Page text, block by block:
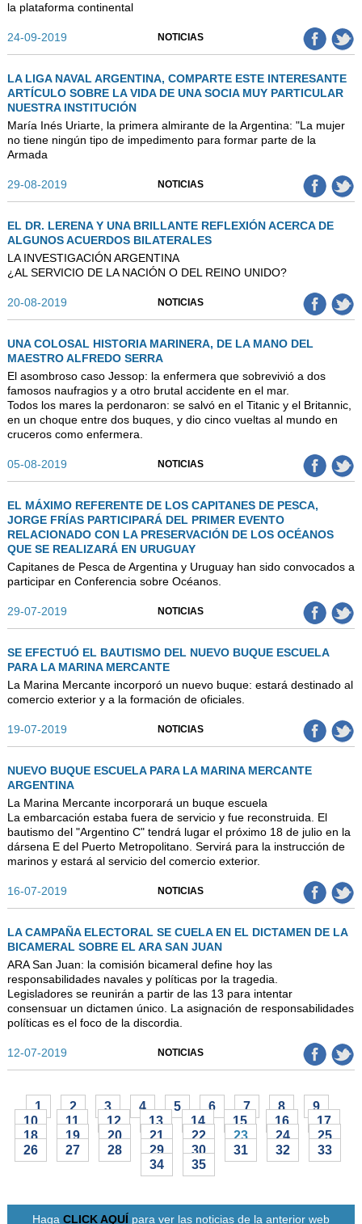
la plataforma continental
24-09-2019 NOTICIAS
LA LIGA NAVAL ARGENTINA, COMPARTE ESTE INTERESANTE
ARTÍCULO SOBRE LA VIDA DE UNA SOCIA MUY PARTICULAR
NUESTRA INSTITUCIÓN
María Inés Uriarte, la primera almirante de la Argentina: "La mujer
no tiene ningún tipo de impedimento para formar parte de la
Armada
29-08-2019 NOTICIAS
EL DR. LERENA Y UNA BRILLANTE REFLEXIÓN ACERCA DE
ALGUNOS ACUERDOS BILATERALES
LA INVESTIGACIÓN ARGENTINA
¿AL SERVICIO DE LA NACIÓN O DEL REINO UNIDO?
20-08-2019 NOTICIAS
UNA COLOSAL HISTORIA MARINERA, DE LA MANO DEL
MAESTRO ALFREDO SERRA
El asombroso caso Jessop: la enfermera que sobrevivió a dos
famosos naufragios y a otro brutal accidente en el mar.
Todos los mares la perdonaron: se salvó en el Titanic y el Britannic,
en un choque entre dos buques, y dio cinco vueltas al mundo en
cruceros como enfermera.
05-08-2019 NOTICIAS
EL MÁXIMO REFERENTE DE LOS CAPITANES DE PESCA,
JORGE FRÍAS PARTICIPARÁ DEL PRIMER EVENTO
RELACIONADO CON LA PRESERVACIÓN DE LOS OCÉANOS
QUE SE REALIZARÁ EN URUGUAY
Capitanes de Pesca de Argentina y Uruguay han sido convocados a
participar en Conferencia sobre Océanos.
29-07-2019 NOTICIAS
SE EFECTUÓ EL BAUTISMO DEL NUEVO BUQUE ESCUELA
PARA LA MARINA MERCANTE
La Marina Mercante incorporó un nuevo buque: estará destinado al
comercio exterior y a la formación de oficiales.
19-07-2019 NOTICIAS
NUEVO BUQUE ESCUELA PARA LA MARINA MERCANTE
ARGENTINA
La Marina Mercante incorporará un buque escuela
La embarcación estaba fuera de servicio y fue reconstruida. El
bautismo del "Argentino C" tendrá lugar el próximo 18 de julio en la
dársena E del Puerto Metropolitano. Servirá para la instrucción de
marinos y estará al servicio del comercio exterior.
16-07-2019 NOTICIAS
LA CAMPAÑA ELECTORAL SE CUELA EN EL DICTAMEN DE LA
BICAMERAL SOBRE EL ARA SAN JUAN
ARA San Juan: la comisión bicameral define hoy las
responsabilidades navales y políticas por la tragedia.
Legisladores se reunirán a partir de las 13 para intentar
consensuar un dictamen único. La asignación de responsabilidades
políticas es el foco de la discordia.
12-07-2019 NOTICIAS
1 2 3 4 5 6 7 8
9
10
11 12 13 14 15 16
17
18
19 20 21 22 23 24
25
26
27 28 29 30 31 32
33
34
35
Haga CLICK AQUÍ para ver las noticias de la anterior web